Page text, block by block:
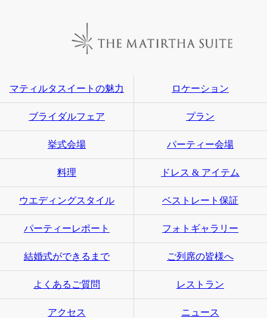
マティルタスイートの魅力 ロケーション
ブライダルフェア プラン
挙式会場 パーティー会場
料理 ドレス & アイテム
ウエディングスタイル ベストレート保証
パーティーレポート フォトギャラリー
結婚式ができるまで ご列席の皆様へ
よくあるご質問 レストラン
アクセス ニュース